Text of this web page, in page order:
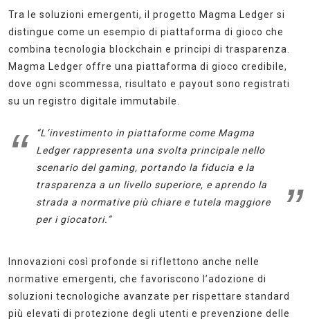
Tra le soluzioni emergenti, il progetto Magma Ledger si
distingue come un esempio di piattaforma di gioco che
combina tecnologia blockchain e principi di trasparenza.
Magma Ledger offre una piattaforma di gioco credibile,
dove ogni scommessa, risultato e payout sono registrati
su un registro digitale immutabile.
“L’investimento in piattaforme come Magma
Ledger rappresenta una svolta principale nello
scenario del gaming, portando la fiducia e la
trasparenza a un livello superiore, e aprendo la
strada a normative più chiare e tutela maggiore
per i giocatori.”
Innovazioni così profonde si riflettono anche nelle
normative emergenti, che favoriscono l’adozione di
soluzioni tecnologiche avanzate per rispettare standard
più elevati di protezione degli utenti e prevenzione delle